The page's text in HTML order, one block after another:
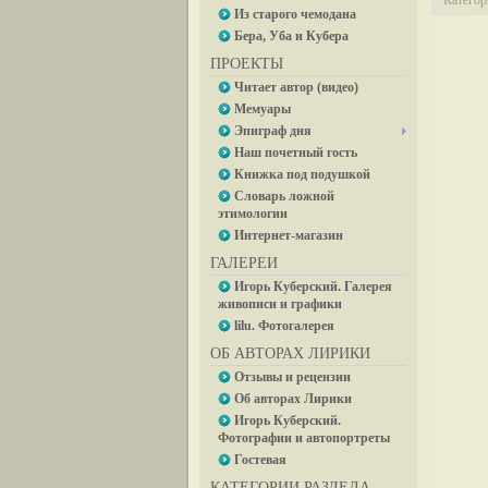
Из старого чемодана
Бера, Уба и Кубера
ПРОЕКТЫ
Читает автор (видео)
Мемуары
Эпиграф дня
Наш почетный гость
Книжка под подушкой
Словарь ложной
этимологии
Интернет-магазин
ГАЛЕРЕИ
Игорь Куберский. Галерея
живописи и графики
lilu. Фотогалерея
ОБ АВТОРАХ ЛИРИКИ
Отзывы и рецензии
Об авторах Лирики
Игорь Куберский.
Фотографии и автопортреты
Гостевая